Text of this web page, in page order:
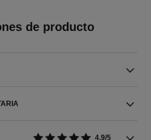
de producto
4.9/5